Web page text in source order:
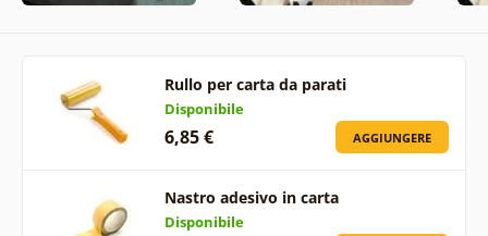
Rullo per carta da parati
Disponibile
6,85 € AGGIUNGERE
Nastro adesivo in carta
Disponibile